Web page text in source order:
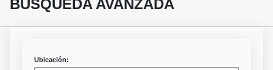
BÚSQUEDA AVANZADA
Ubicación: